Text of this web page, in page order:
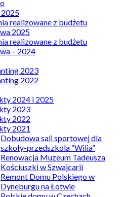
2025
realizowane z budżetu
2025
realizowane z budżetu
– 2024
2023
2022
2024 i 2025
2023
2022
2021
Dobudowa sali sportowej dla
szkoły-przedszkola “Wilia”
Renowacja Muzeum Tadeusza
Kościuszki w Szwajcarii
Remont Domu Polskiego w
Dyneburgu na Łotwie